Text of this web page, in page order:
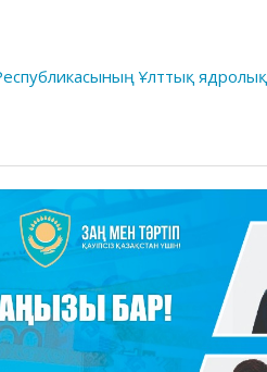
Ұлттық ядролық